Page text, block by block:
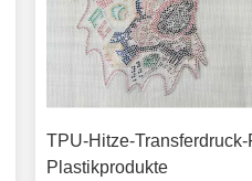
TPU-Hitze-Transferdruck-
Plastikprodukte